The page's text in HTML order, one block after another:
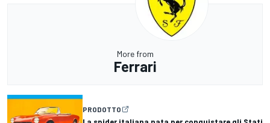
More from
Ferrari
PRODOTTO